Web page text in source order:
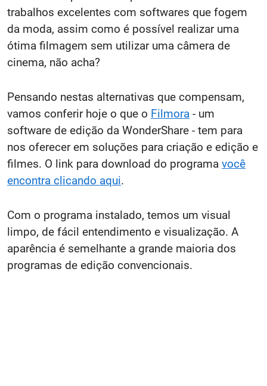
trabalhos excelentes com softwares que fogem
da moda, assim como é possível realizar uma
ótima filmagem sem utilizar uma câmera de
cinema, não acha?
Pensando nestas alternativas que compensam,
vamos conferir hoje o que o Filmora - um
software de edição da WonderShare - tem para
nos oferecer em soluções para criação e edição e
filmes. O link para download do programa você
encontra clicando aqui.
Com o programa instalado, temos um visual
limpo, de fácil entendimento e visualização. A
aparência é semelhante a grande maioria dos
programas de edição convencionais.